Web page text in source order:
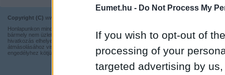
Eumet.hu - Do Not Process My
If you wish to opt-out of
processing of your
targeted advertising by
Copyright (C) www.eumet.hu Minden jog fenntartva.
Honlapunkon minden információ szabadon és ingyen használható,
bármely nem üzleti tevékenységhez a forrás pontos megjelölésével,
hivatkozás elhelyezésével. Részeinek más honlapra történő
átmásolásához viszont nem járulunk hozzá, illetve írásos
engedélyhez kötjük.
Kapcsolat